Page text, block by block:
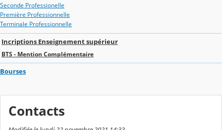
Seconde Professionelle
Première Professionnelle
Terminale Professionnelle
Incriptions Enseignement supérieur
BTS - Mention Complémentaire
Bourses
Contacts